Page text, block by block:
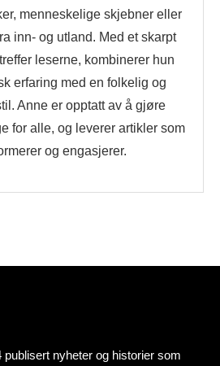
menneskelige skjebner eller
inn- og utland. Med et skarpt
leserne, kombinerer hun
erfaring med en folkelig og
Anne er opptatt av å gjøre
for alle, og leverer artikler som
og engasjerer.
publisert nyheter og historier som